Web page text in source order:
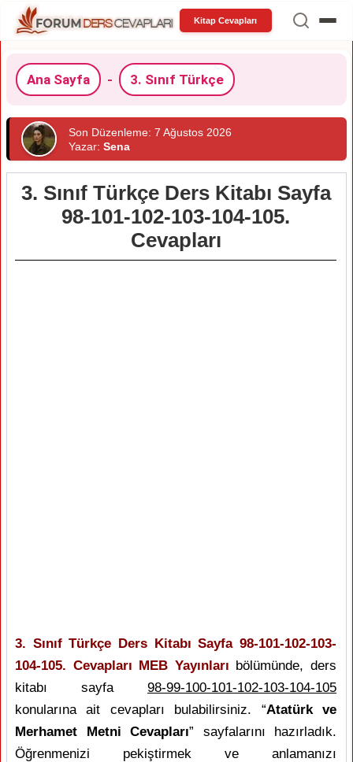
Kitap Cevapları
Ana Sayfa - 3. Sınıf Türkçe
Son Düzenleme: 7 Ağustos 2026
Yazar: Sena
3. Sınıf Türkçe Ders Kitabı Sayfa
98-101-102-103-104-105.
Cevapları
3. Sınıf Türkçe Ders Kitabı Sayfa 98-101-102-103-
104-105. Cevapları MEB Yayınları bölümünde, ders
kitabı sayfa 98-99-100-101-102-103-104-105
konularına ait cevapları bulabilirsiniz. “Atatürk ve
Merhamet Metni Cevapları” sayfalarını hazırladık.
Öğrenmenizi pekiştirmek ve anlamanızı